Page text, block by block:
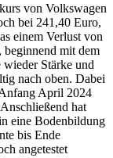
von Volkswagen
bei 241,40 Euro,
einem Verlust von
beginnend mit dem
Stärke und
nach oben. Dabei
April 2024
hat
eine Bodenbildung
bis Ende
angetestet